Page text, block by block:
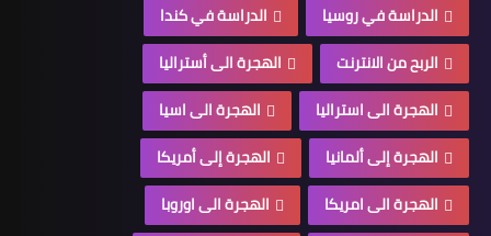
الدراسة في روسيا
الدراسة في كندا
الربح من الانترنت
الهجرة الى أستراليا
الهجرة الى استراليا
الهجرة الى اسيا
الهجرة إلى ألمانيا
الهجرة إلى أمريكا
الهجرة الى امريكا
الهجرة الى اوروبا